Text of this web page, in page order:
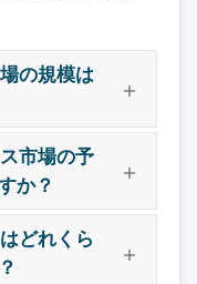
の規模は
市場の予
か？
どれくら